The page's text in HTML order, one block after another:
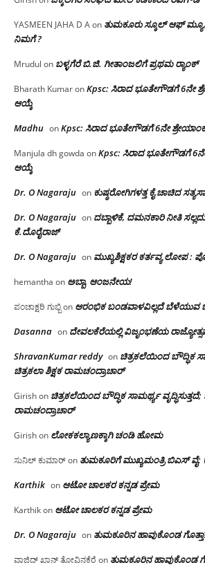
YASMEEN JAHA D Aon ತುಮಕೂರು ಸ್ಕೂಲ್ ಆಫ್
ನಿಮಗೆ ?
Mrudul on ಬಳ್ಳಗೆರೆ ಬಿ.ಜಿ. ಗೀತಾಂಜಲಿಗೆ ಪ್ರಥಮ ರ‌್ಯಾಂಕ್
Bharath KumaronKpsc: ಸಿರಾದ ಭೂತೇಗೌಡಗೆ 6ನೇ
ಆಯ್ಕೆ
Madhu onKpsc: ಸಿರಾದ ಭೂತೇಗೌಡಗೆ 6ನೇ
Manjula dh gowda onKpsc: ಸಿರಾದ ಭೂತೇಗೌಡಗೆ 6ನೇ
ಆಯ್ಕೆ
Dr. O Nagaraju on ಕುಷ್ಠರೋಗಿಗಳತ್ತ ಕೈ ಚಾಚಿದ
Dr. O Nagaraju on ದಬ್ಬಾಳಿಕೆ, ದಮನಕಾರಿ ನೀತಿ
ಕೆ.ದೊರೈರಾಜ್
Dr. O Nagaraju on ಮುಖ್ಯಶಿಕ್ಷಕರ ಕರ್ತವ್ಯ ಲೋಪ :
hemantha on ಅಬ್ಬಾ, ಆಂಜನೇಯ!
ಪಂಚಾಕ್ಷರಿ ಗುಬ್ಬಿon ಆರಂಭಿಕ ಬಂಡವಾಳವಿಲ್ಲದೆ
Dasanna on ದೇವಲಕೆರೆಯಲ್ಲಿ ವಿಜೃಂಭಣೆಯ
ShravanKumar reddy on ಚಿತ್ರಕಲೆಯಿಂದ ಬೌದ್ಧಿಕ
ಚಿತ್ರಕಲಾ ಶಿಕ್ಷಕ ರಾಮಚಂದ್ರಾಚಾರ್
Girishon ಚಿತ್ರಕಲೆಯಿಂದ ಬೌದ್ಧಿಕ ಸಾಮರ್ಥ್ಯ ವೃದ್ಧಿಸುತ್ತದೆ;
ರಾಮಚಂದ್ರಾಚಾರ್
Girishon ಲೋಕಕಲ್ಯಾಣಕ್ಕಾಗಿ ಚಂಡಿ ಹೋಮ
ಸುನಿಲ್ ಕುಮಾರ್on ತುಮಕೂರಿಗೆ ಮುಖ್ಯಮಂತ್ರಿ ಬಿಎಸ್ ವೈ:
Karthik on ಆಟೋ ಚಾಲಕರ ಕನ್ನಡ ಪ್ರೇಮ
Karthikon ಆಟೋ ಚಾಲಕರ ಕನ್ನಡ ಪ್ರೇಮ
Dr. O Nagaraju on ತುಮಕೂರಿನ ಹಾವುಕೊಂಡ
ವಾಜಿದ್ ಖಾನ್ ತೋವಿನಕೆರೆ on ತುಮಕೂರಿನ ಹಾವುಕೊಂಡ